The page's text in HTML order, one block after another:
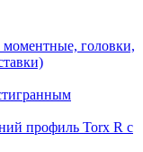
головки,
профиль Torx R с